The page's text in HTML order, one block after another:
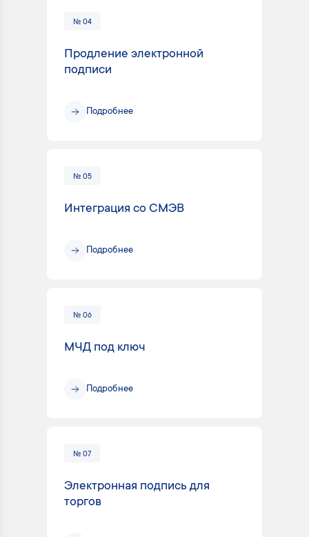
№ 04
Продление электронной
подписи
Подробнее
№ 05
Интеграция со СМЭВ
Подробнее
№ 06
МЧД под ключ
Подробнее
№ 07
Электронная подпись для
торгов